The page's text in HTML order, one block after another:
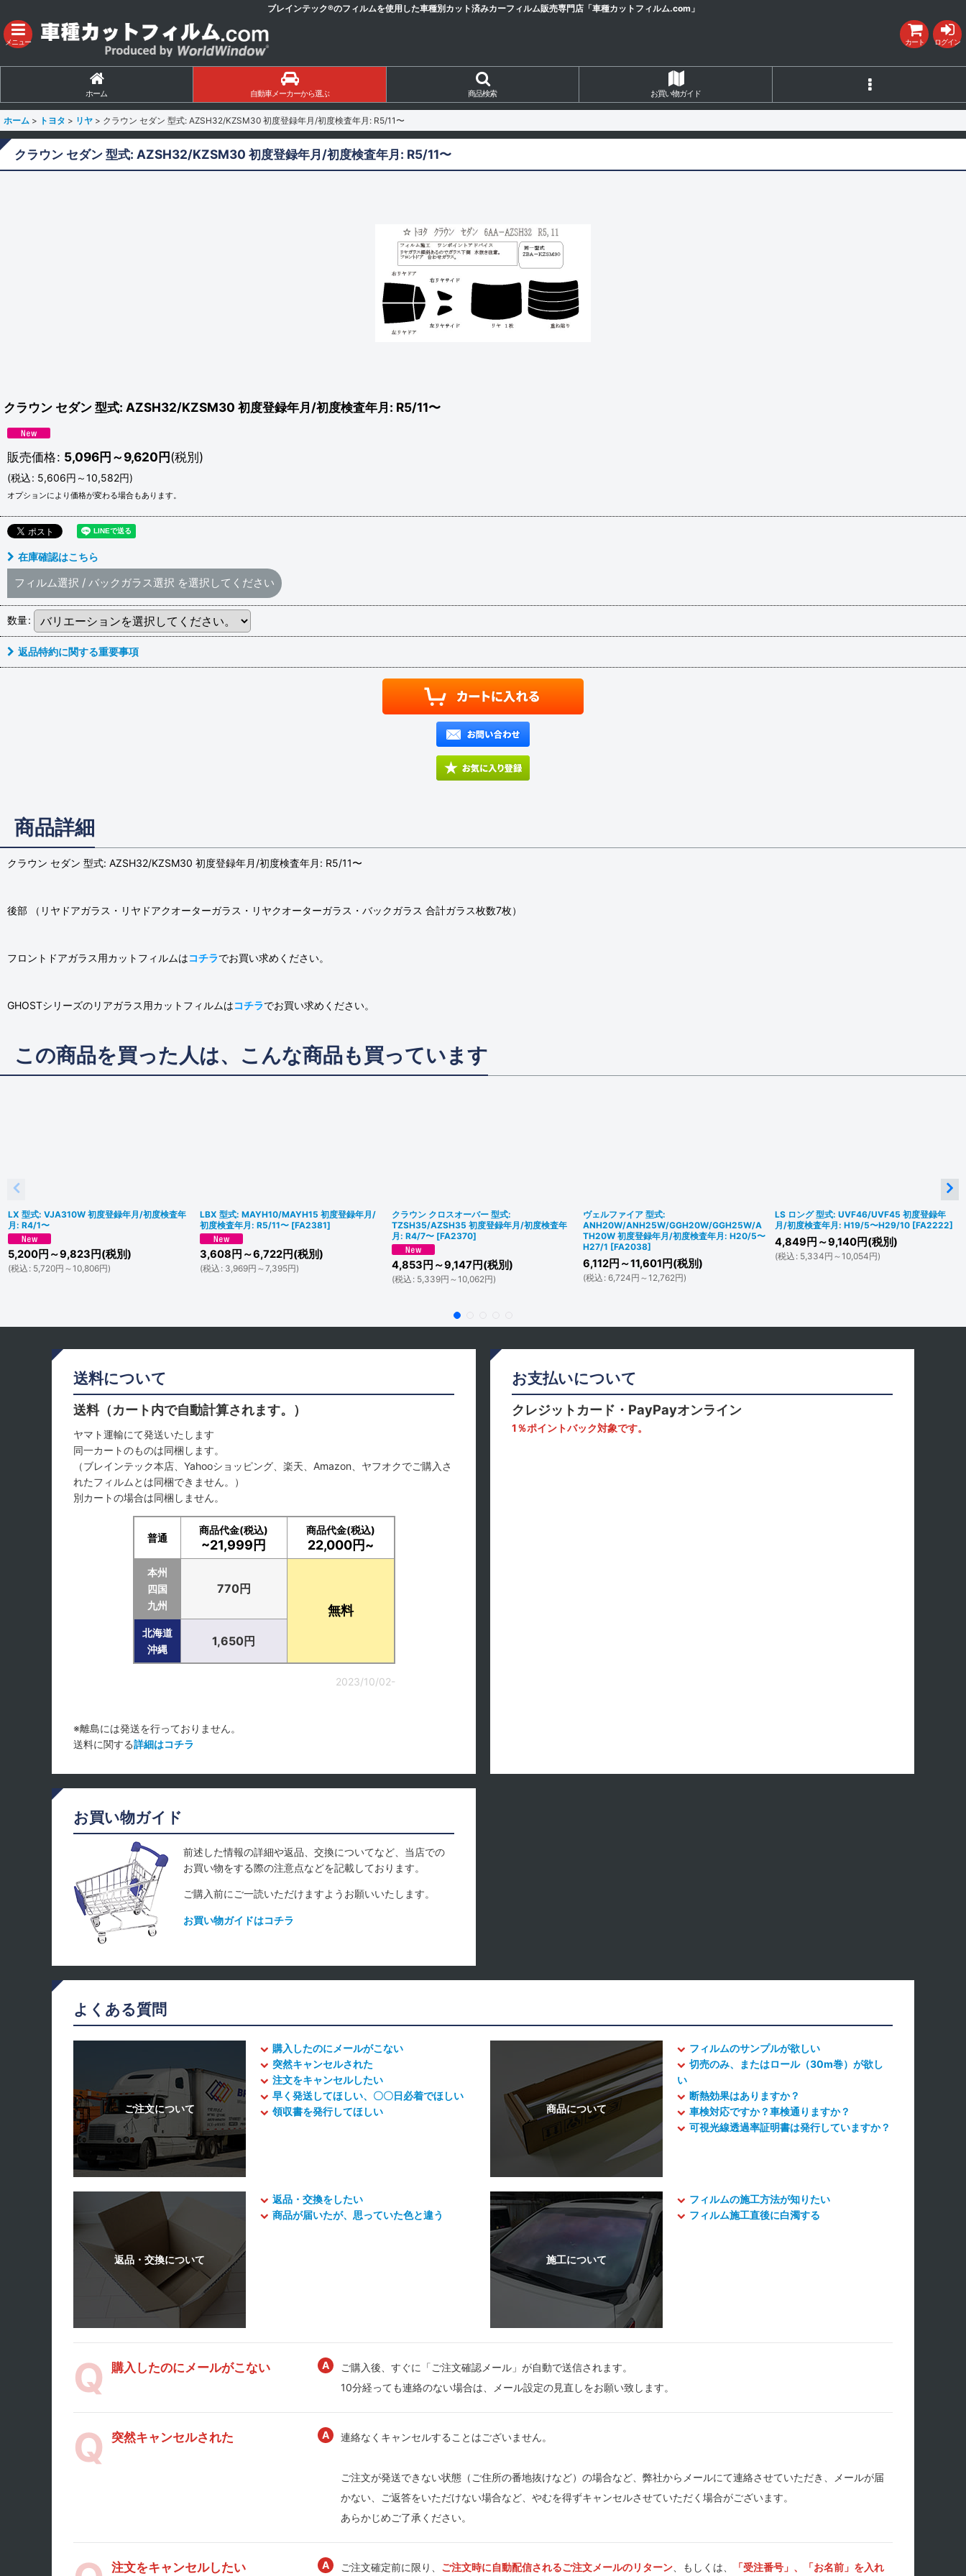
ブレインテック®のフィルムを使用した車種別カット済みカーフィルム販売専門店「車種カットフィルム.com」
メニュー カート ログイン
ホーム 自動車メーカーから選ぶ 商品検索 お買い物ガイド
ホーム > トヨタ > リヤ > クラウン セダン 型式: AZSH32/KZSM30 初度登録年月/初度検査年月: R5/11〜
クラウン セダン 型式: AZSH32/KZSM30 初度登録年月/初度検査年月: R5/11〜
クラウン セダン 型式: AZSH32/KZSM30 初度登録年月/初度検査年月: R5/11〜
販売価格: 5,096円～9,620円(税別)
(税込: 5,606円 ～10,582円)
オプションにより価格が変わる場合もあります。
在庫確認はこちら
フィルム選択 / バックガラス選択 を選択してください
数量:
返品特約に関する重要事項
商品詳細
クラウン セダン 型式: AZSH32/KZSM30 初度登録年月/初度検査年月: R5/11〜
後部 （リヤドアガラス・リヤドアクオーターガラス・リヤクオーターガラス・バックガラス 合計ガラス枚数7枚）
フロントドアガラス用カットフィルムはコチラでお買い求めください。
GHOSTシリーズのリアガラス用カットフィルムはコチラでお買い求めください。
この商品を買った人は、こんな商品も買っています
LX 型式: VJA310W 初度登録年月/初度検査年
月: R4/1〜
5,200円 ～9,823 円(税別)
(税込 : 5,720円 ～10,806円)
LBX 型式: MAYH10/MAYH15 初度登録年月/
初度検査年月: R5/11〜 [FA2381]
3,608 円 ～6,722円(税別)
(税込 : 3,969円 ～7,395円)
クラウン クロスオーバー 型式:
TZSH35/AZSH35 初度登録年月/初度検査年
月: R4/7〜 [FA2370]
4,853 円 ～9,147 円(税別)
(税込 : 5,339円 ～10,062円)
ヴェルファイア 型式:
ANH20W/ANH25W/GGH20W/GGH25W/A
TH20W 初度登録年月/初度検査年月: H20/5〜
H27/1 [FA2038]
6,112円 ～11,601 円(税別)
(税込 : 6,724円 ～12,762円)
LS ロング 型式: UVF46/UVF45 初度登録年
月/初度検査年月: H19/5〜H29/10 [FA2222]
4,849 円 ～9,140円(税別)
(税込 : 5,334円 ～10,054円)
送料について
送料（カート内で自動計算されます。）
ヤマト運輸にて発送いたします
同一カートのものは同梱します。
（ブレインテック本店、Yahooショッピング、楽天、Amazon、ヤフオクでご購入さ
れたフィルムとは同梱できません。）
別カートの場合は同梱しません。
普通
商品代金(税込)
~21,999円
商品代金(税込)
22,000円~
本州
四国
九州
770円
無料
北海道
沖縄
1,650円
2023/10/02-
※離島には発送を行っておりません。
送料に関する詳細はコチラ
お支払いについて
クレジットカード・PayPayオンライン
1％ポイントバック対象です。
お買い物ガイド
前述した情報の詳細や返品、交換についてなど、当店での
お買い物をする際の注意点などを記載しております。
ご購入前にご一読いただけますようお願いいたします。
お買い物ガイドはコチラ
よくある質問
購入したのにメールがこない
突然キャンセルされた
注文をキャンセルしたい
早く発送してほしい、〇〇日必着でほしい
領収書を発行してほしい
フィルムのサンプルが欲しい
切売のみ、またはロール（30m巻）が欲し
い
断熱効果はありますか？
車検対応ですか？車検通りますか？
可視光線透過率証明書は発行していますか？
返品・交換をしたい
商品が届いたが、思っていた色と違う
フィルムの施工方法が知りたい
フィルム施工直後に白濁する
購入したのにメールがこない
ご購入後、すぐに「ご注文確認メール」が自動で送信されます。
10分経っても連絡のない場合は、メール設定の見直しをお願い致します。
突然キャンセルされた 連絡なくキャンセルすることはございません。
ご注文が発送できない状態（ご住所の番地抜けなど）の場合など、弊社からメールにて連絡させていただき、メールが届
かない、ご返答をいただけない場合など、やむを得ずキャンセルさせていただく場合がございます。
あらかじめご了承ください。
注文をキャンセルしたい ご注文確定前に限り、 ご注文時に自動配信されるご注文メールのリターン、もしくは、 「受注番号」、「お名前」を入れ